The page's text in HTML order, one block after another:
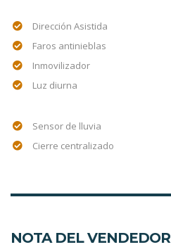
Dirección Asistida
Faros antinieblas
Inmovilizador
Luz diurna
Sensor de lluvia
Cierre centralizado
NOTA DEL VENDEDOR